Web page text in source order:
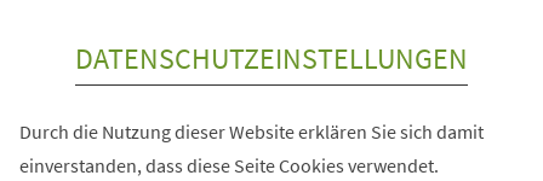
DATENSCHUTZEINSTELLUNGEN
Durch die Nutzung dieser Website erklären Sie sich damit
einverstanden, dass diese Seite Cookies verwendet.